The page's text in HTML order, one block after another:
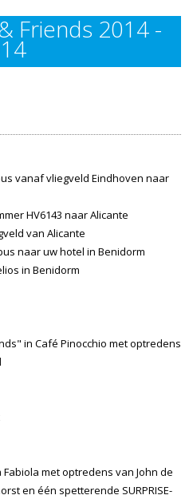
Friends 2014 -
vanaf vliegveld Eindhoven naar
HV6143 naar Alicante
van Alicante
naar uw hotel in Benidorm
in Benidorm
in Café Pinocchio met optredens
Fabiola met optredens van John de
en één spetterende SURPRISE-